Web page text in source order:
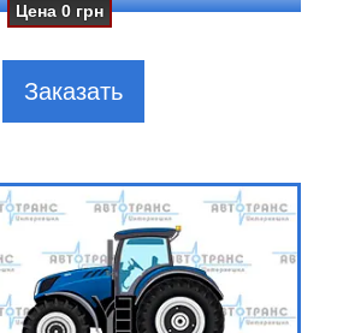
Цена0 грн
Заказать